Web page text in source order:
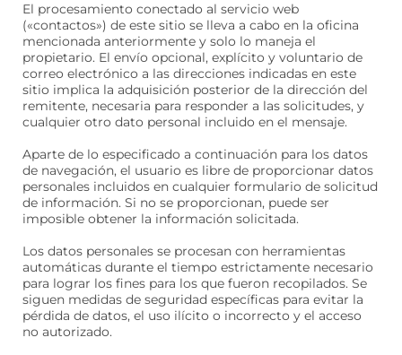
El procesamiento conectado al servicio web
(«contactos») de este sitio se lleva a cabo en la oficina
mencionada anteriormente y solo lo maneja el
propietario. El envío opcional, explícito y voluntario de
correo electrónico a las direcciones indicadas en este
sitio implica la adquisición posterior de la dirección del
remitente, necesaria para responder a las solicitudes, y
cualquier otro dato personal incluido en el mensaje.
Aparte de lo especificado a continuación para los datos
de navegación, el usuario es libre de proporcionar datos
personales incluidos en cualquier formulario de solicitud
de información. Si no se proporcionan, puede ser
imposible obtener la información solicitada.
Los datos personales se procesan con herramientas
automáticas durante el tiempo estrictamente necesario
para lograr los fines para los que fueron recopilados. Se
siguen medidas de seguridad específicas para evitar la
pérdida de datos, el uso ilícito o incorrecto y el acceso
no autorizado.